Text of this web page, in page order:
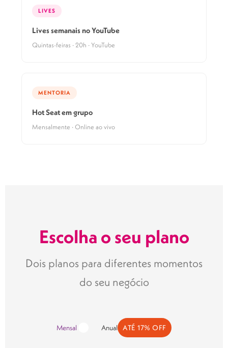
LIVES
Lives semanais no YouTube
Quintas-feiras · 20h · YouTube
MENTORIA
Hot Seat em grupo
Mensalmente · Online ao vivo
Escolha o seu plano
Dois planos para diferentes momentos
do seu negócio
Mensal Anual ATÉ 17% OFF